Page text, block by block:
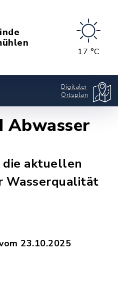
17 °C
Digitaler
Ortsplan
Abwasser
die aktuellen
Wasserqualität
23.10.2025